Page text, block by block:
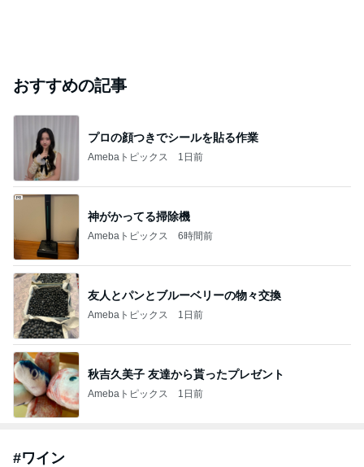
おすすめの記事
プロの顔つきでシールを貼る作業
Amebaトピックス 1日前
神がかってる掃除機
Amebaトピックス 6時間前
友人とパンとブルーベリーの物々交換
Amebaトピックス 1日前
秋吉久美子 友達から貰ったプレゼント
Amebaトピックス 1日前
#ワイン